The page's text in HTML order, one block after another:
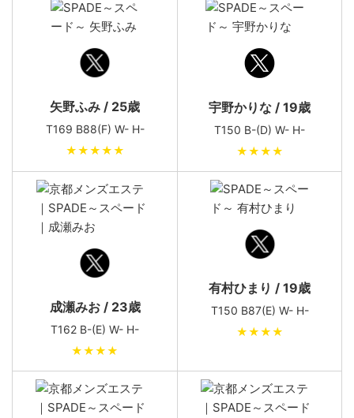
矢野ふみ / 25歳
T169 B88(F) W- H-
★★★★★
宇野かりな / 19歳
T150 B-(D) W- H-
★★★★
成瀬みお / 23歳
T162 B-(E) W- H-
★★★★
有村ひまり / 19歳
T150 B87(E) W- H-
★★★★